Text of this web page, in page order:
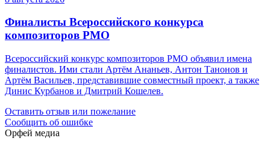
Финалисты Всероссийского конкурса
композиторов РМО
Всероссийский конкурс композиторов РМО объявил имена
финалистов. Ими стали Артём Ананьев, Антон Танонов и
Артём Васильев, представившие совместный проект, а также
Динис Курбанов и Дмитрий Кошелев.
Оставить отзыв или пожелание
Сообщить об ошибке
Орфей медиа